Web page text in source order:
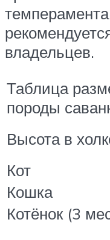
владельцев.
Таблица
породы
Высота в
Кот
Кошка
Котёнок (3